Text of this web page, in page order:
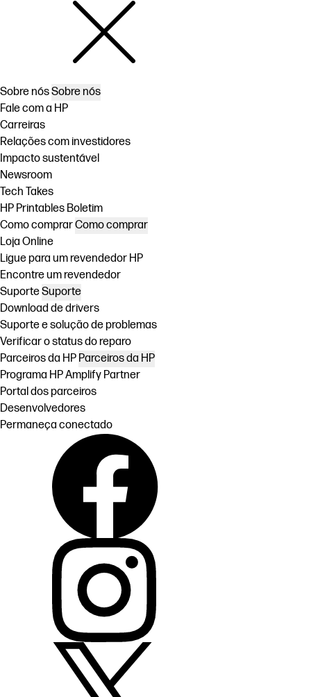
Sobre nósSobre nós
Fale com a HP
Carreiras
Relações com investidores
Impacto sustentável
Newsroom
Tech Takes
HP Printables Boletim
Como comprarComo comprar
Loja Online
Ligue para um revendedor HP
Encontre um revendedor
SuporteSuporte
Download de drivers
Suporte e solução de problemas
Verificar o status do reparo
Parceiros da HP Parceiros da HP
Programa HP Amplify Partner
Portal dos parceiros
Desenvolvedores
Permaneça conectado